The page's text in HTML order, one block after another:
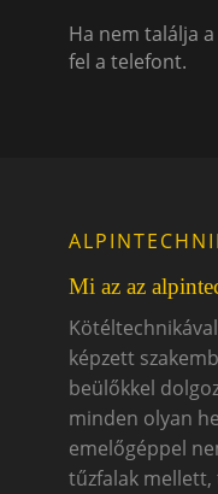
Ha nem találja
fel a telefont.
Mi az az
képzett
beülőkkel
minden olyan
emelőgéppel
tűzfalak mellett,